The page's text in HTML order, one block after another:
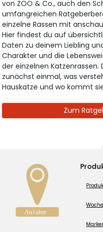
von ZOO & Co., auch den
umfangreichen
einzelne Rassen mit
Hier findest du auf
Daten zu deinem Liebling
Charakter und die
der einzelnen
zunächst einmal, was
Hauskatze und wo kommt
Zum